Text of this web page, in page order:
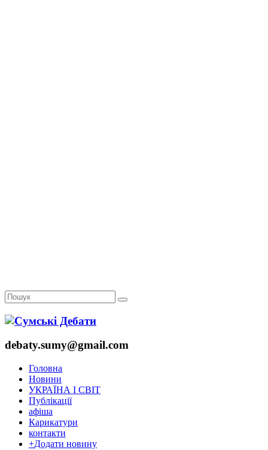
debaty.sumy@gmail.com
Головна
Новини
УКРАЇНА І СВІТ
Публікації
афіша
Карикатури
контакти
+Додати новину